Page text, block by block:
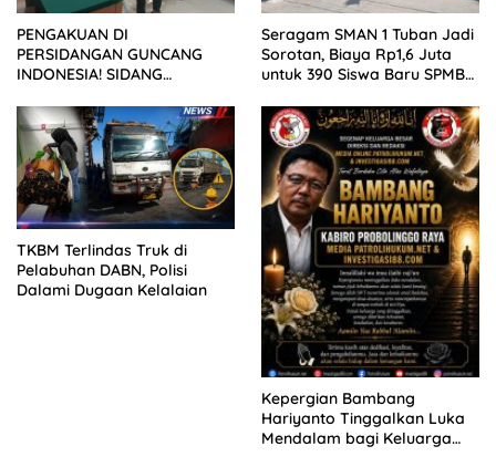
PENGAKUAN DI
PERSIDANGAN GUNCANG
INDONESIA! SIDANG
KELUARGA KORBAN
MENGAMUK DI PN MALANG
Seragam SMAN 1 Tuban Jadi
Sorotan, Biaya Rp1,6 Juta
untuk 390 Siswa Baru SPMB
TKBM Terlindas Truk di
Pelabuhan DABN, Polisi
Dalami Dugaan Kelalaian
Kepergian Bambang
Hariyanto Tinggalkan Luka
Mendalam bagi Keluarga